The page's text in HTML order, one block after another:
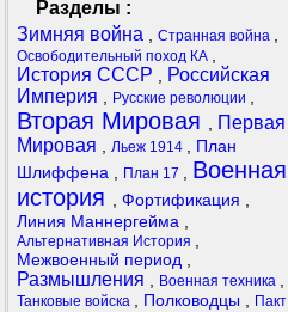
Разделы :
Зимняя война
Странная война
Освободительный поход КА
История СССР
Российская
Империя
Русские революции
Вторая Мировая
Первая
Мировая
Льеж 1914
План
Шлиффена
План 17
Военная
история
Фортификация
Линия Маннергейма
Альтернативная История
Межвоенный период
Размышления Военная техника
Танковые войска Полководцы
Пакт